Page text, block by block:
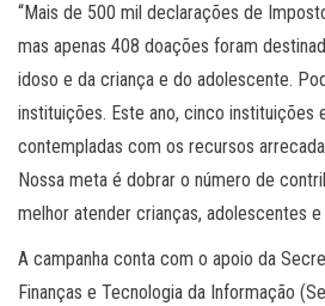
“Mais de 500 mil declarações de
mas apenas 408 doações foram
idoso e da criança e do adolescente.
instituições. Este ano, cinco instituições
contempladas com os recursos
Nossa meta é dobrar o número de
melhor atender crianças, adolescentes e
A campanha conta com o apoio da
Finanças e Tecnologia da Informação